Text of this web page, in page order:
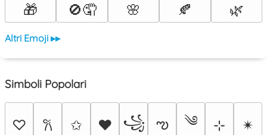
🎁
🚫🤦 🌸 🍂 🌿
Altri Emoji ▸▸
Simboli Popolari
♡ 𐙚 ✩ ♥ ꧁ ఌ ༄ ⊹
✴︎